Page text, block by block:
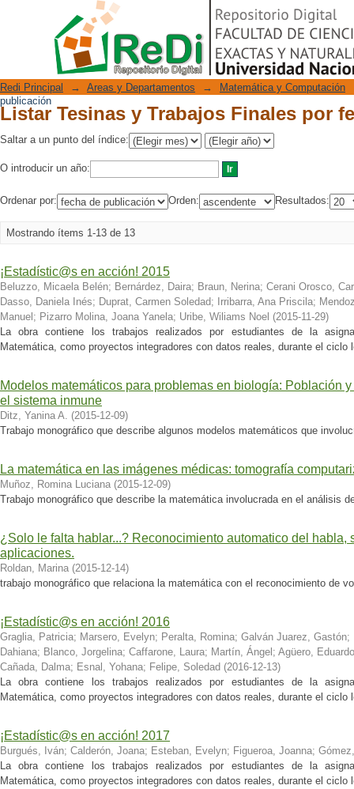
Listar Tesinas y Trabajos Finales por
Repositorio Digital
Redi Principal → Areas y Departamentos → Matemática y Computación
publicación
Listar Tesinas y Trabajos Finales por
Saltar a un punto del índice:
O introducir un año:
Ordenar por: Orden: Resultados:
Mostrando ítems 1-13 de 13
¡Estadístic@s en acción! 2015
Beluzzo, Micaela Belén; Bernárdez, Daira; Braun, Nerina; Cerani Orosco,
Dasso, Daniela Inés; Duprat, Carmen Soledad; Irribarra, Ana Priscila;
Manuel ; Pizarro Molina, Joana Yanela; Uribe, Wiliams Noel (2015-11-29)
La obra contiene los trabajos realizados por estudiantes de la
Matemática, como proyectos integradores con datos reales, durante el ciclo
Modelos matemáticos para problemas en biología: Población
el sistema inmune
Ditz, Yanina A. (2015-12-09)
Trabajo monográfico que describe algunos modelos matemáticos que
La matemática en las imágenes médicas: tomografía
Muñoz, Romina Luciana (2015-12-09)
Trabajo monográfico que describe la matemática involucrada en el análisis
¿Solo le falta hablar...? Reconocimiento automatico del habla,
aplicaciones.
Roldan, Marina (2015-12-14)
trabajo monográfico que relaciona la matemática con el reconocimiento de
¡Estadístic@s en acción! 2016
Graglia, Patricia; Marsero, Evelyn; Peralta, Romina; Galván Juarez, Gastón;
Dahiana; Blanco, Jorgelina; Caffarone, Laura; Martín, Ángel ; Agüero, Eduardo
Cañada, Dalma; Esnal, Yohana; Felipe, Soledad (2016-12-13)
La obra contiene los trabajos realizados por estudiantes de la
Matemática, como proyectos integradores con datos reales, durante el ciclo
¡Estadístic@s en acción! 2017
Burgués, Iván; Calderón, Joana; Esteban, Evelyn; Figueroa, Joanna;
La obra contiene los trabajos realizados por estudiantes de la
Matemática, como proyectos integradores con datos reales, durante el ciclo